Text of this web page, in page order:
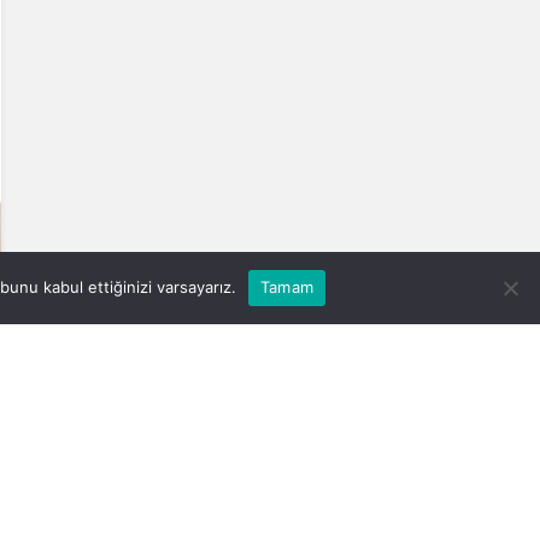
kabul ettiğinizi varsayarız. Tamam